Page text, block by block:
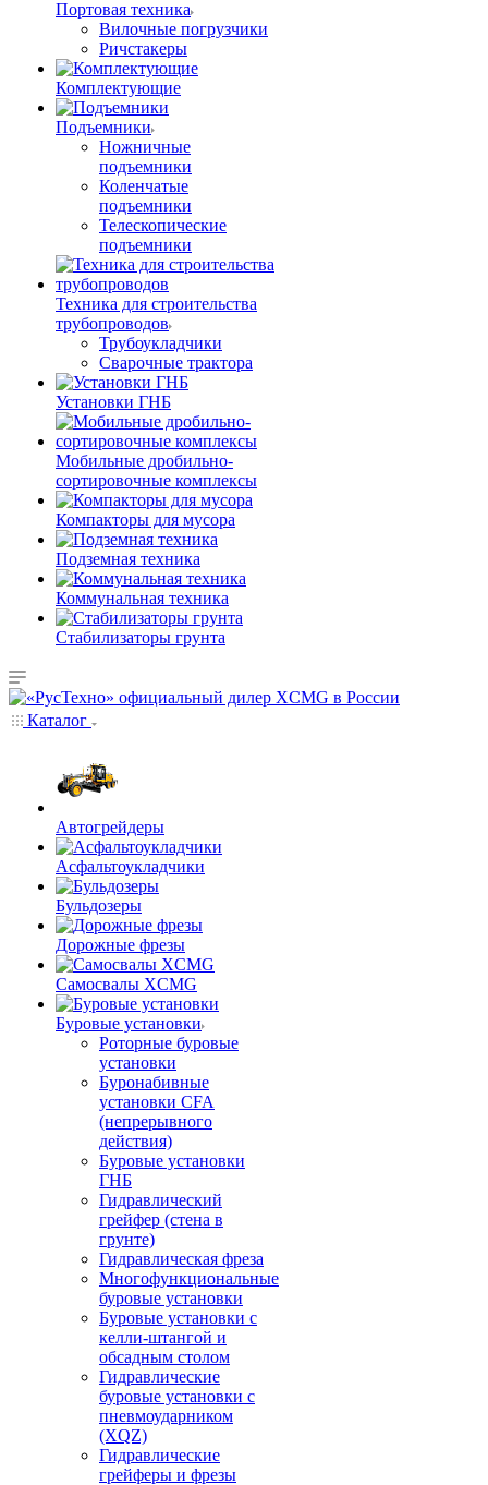
Портовая техника
Вилочные погрузчики
Ричстакеры
Комплектующие
Подъемники
Ножничные
подъемники
Коленчатые
подъемники
Телескопические
подъемники
Техника для строительства
трубопроводов
Трубоукладчики
Сварочные трактора
Установки ГНБ
Мобильные дробильно-
сортировочные комплексы
Компакторы для мусора
Подземная техника
Коммунальная техника
Стабилизаторы грунта
Каталог
Автогрейдеры
Асфальтоукладчики
Бульдозеры
Дорожные фрезы
Самосвалы XCMG
Буровые установки
Роторные буровые
установки
Буронабивные
установки CFA
(непрерывного
действия)
Буровые установки
ГНБ
Гидравлический
грейфер (стена в
грунте)
Гидравлическая фреза
Многофункциональные
буровые установки
Буровые установки с
келли-штангой и
обсадным столом
Гидравлические
буровые установки с
пневмоударником
(XQZ)
Гидравлические
грейферы и фрезы